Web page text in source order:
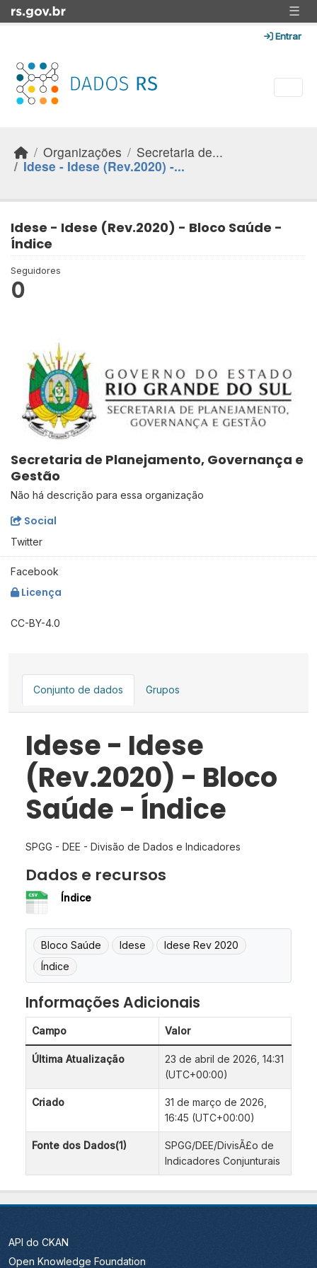
Skip to main content ☰
Entrar
Organizações
Secretaria de...
Idese - Idese (Rev.2020) -...
Idese - Idese (Rev.2020) - Bloco Saúde -
Índice
Seguidores
0
Secretaria de Planejamento, Governança e
Gestão
Não há descrição para essa organização
Social
Twitter
Facebook
Licença
CC-BY-4.0
Conjunto de dados Grupos
Idese - Idese
(Rev.2020) - Bloco
Saúde - Índice
SPGG - DEE - Divisão de Dados e Indicadores
Dados e recursos
Índice
Bloco Saúde Idese
Idese Rev 2020
Índice
Informações Adicionais
Campo Valor
Última Atualização
23 de abril de 2026, 14:31
(UTC+00:00)
Criado
31 de março de 2026,
16:45 (UTC+00:00)
Fonte dos Dados(1)
SPGG/DEE/DivisÃ£o de
Indicadores Conjunturais
API do CKAN
Open Knowledge Foundation